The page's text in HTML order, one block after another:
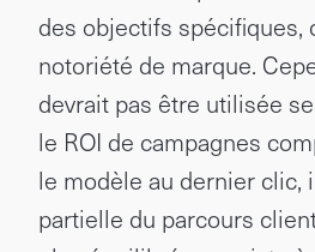
des objectifs spécifiques,
notoriété de marque.
devrait pas être utilisée
le ROI de campagnes
le modèle au dernier clic,
partielle du parcours